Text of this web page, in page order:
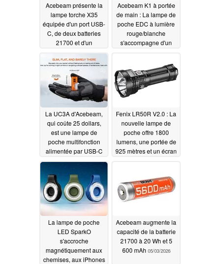
Acebeam présente la
lampe torche X35
équipée d'un port USB-
C, de deux batteries
21700 et d'un
éclairage latéral
06/14/2026
Acebeam K1 à portée
de main : La lampe de
poche EDC à lumière
rouge/blanche
s'accompagne d'un
La UC3A d'Acebeam,
qui coûte 25 dollars,
est une lampe de
poche multifonction
alimentée par USB-C
ou par une batterie
05/20/2026
Fenix LR50R V2.0 : La
nouvelle lampe de
poche offre 1800
lumens, une portée de
925 mètres et un écran
La lampe de poche
LED SparkO
s'accroche
magnétiquement aux
chemises, aux iPhones
Acebeam augmente la
capacité de la batterie
21700 à 20 Wh et 5
600 mAh 05/03/2026